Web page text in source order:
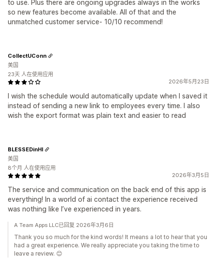
to use. Plus there are ongoing upgrades always in the works
so new features become available. All of that and the
unmatched customer service- 10/10 recommend!
2026年5月23日
I wish the schedule would automatically update when I saved it
instead of sending a new link to employees every time. I also
wish the export format was plain text and easier to read
CollectUConn
美国
23天 人在使用应用
2026年3月5日
The service and communication on the back end of this app is
everything! In a world of ai contact the experience received
was nothing like I’ve experienced in years.
BLESSEDinHI
美国
8个月 人在使用应用
A Team Apps LLC已回复 2026年3月6日
Thank you so much for the kind words! It means a lot to hear that you
had a great experience. We really appreciate you taking the time to
leave a review. 😊